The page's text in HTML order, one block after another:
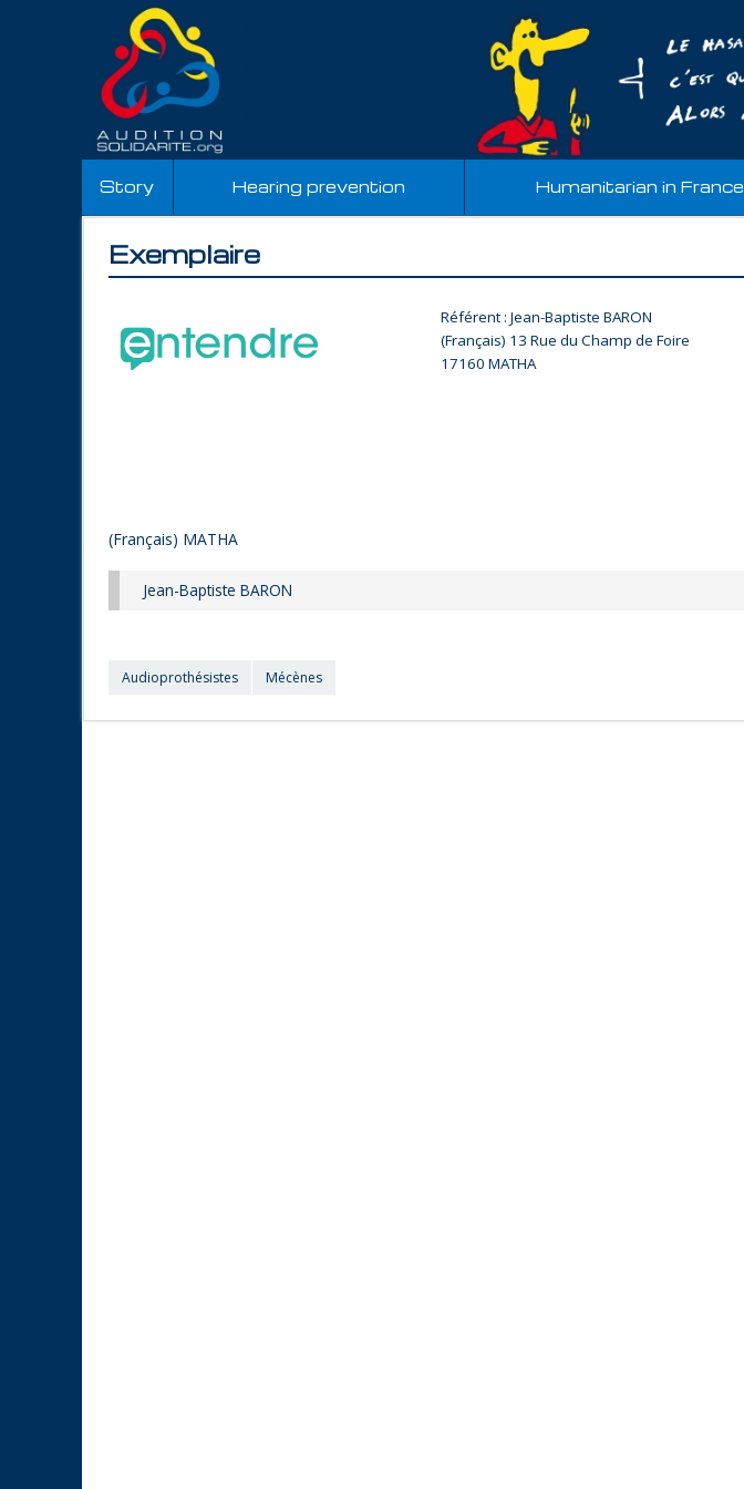
Story Hearing prevention Humanitarian in France
Exemplaire
Référent : Jean-Baptiste BARON
(Français) 13 Rue du Champ de Foire
17160 MATHA
(Français) MATHA
Jean-Baptiste BARON
Audioprothésistes Mécènes